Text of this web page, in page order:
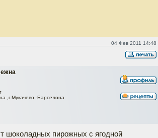
04 Фев 2011 14:48
,г.Мукачево -Барселона
шоколадных пирожных с ягодной